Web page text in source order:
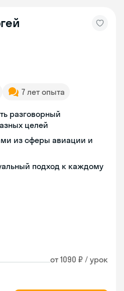
7 лет опыта
разговорный
целей
из сферы авиации и
подход к каждому
от 1090 ₽ / урок